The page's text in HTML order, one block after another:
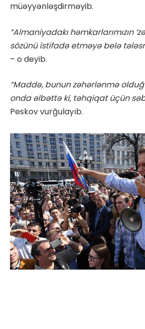
müəyyənləşdirməyib.
“Almaniyadakı həmkarlarımızın
sözünü istifadə etməyə belə
– o deyib.
“Maddə, bunun zəhərlənmə
onda əlbəttə ki, təhqiqat üçün
Peskov vurğulayıb.